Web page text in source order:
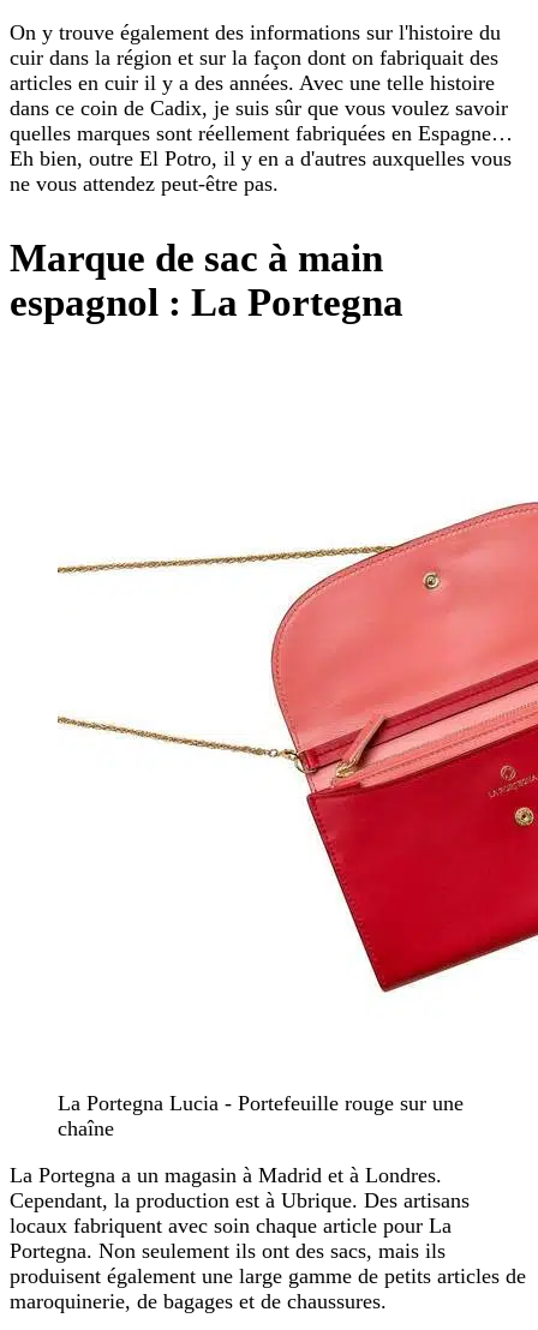
On y trouve également des informations sur l'histoire du
cuir dans la région et sur la façon dont on fabriquait des
articles en cuir il y a des années. Avec une telle histoire
dans ce coin de Cadix, je suis sûr que vous voulez savoir
quelles marques sont réellement fabriquées en Espagne…
Eh bien, outre El Potro, il y en a d'autres auxquelles vous
ne vous attendez peut-être pas.
Marque de sac à main
espagnol : La Portegna
La Portegna Lucia - Portefeuille rouge sur une
chaîne
La Portegna a un magasin à Madrid et à Londres.
Cependant, la production est à Ubrique. Des artisans
locaux fabriquent avec soin chaque article pour La
Portegna. Non seulement ils ont des sacs, mais ils
produisent également une large gamme de petits articles de
maroquinerie, de bagages et de chaussures.